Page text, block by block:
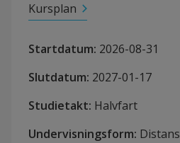
Kursplan
Startdatum: 2026-08-31
Slutdatum: 2027-01-17
Studietakt: Halvfart
Undervisningsform: Distans